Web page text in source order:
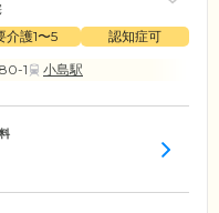
介護1〜5
認知症可
1
小島駅